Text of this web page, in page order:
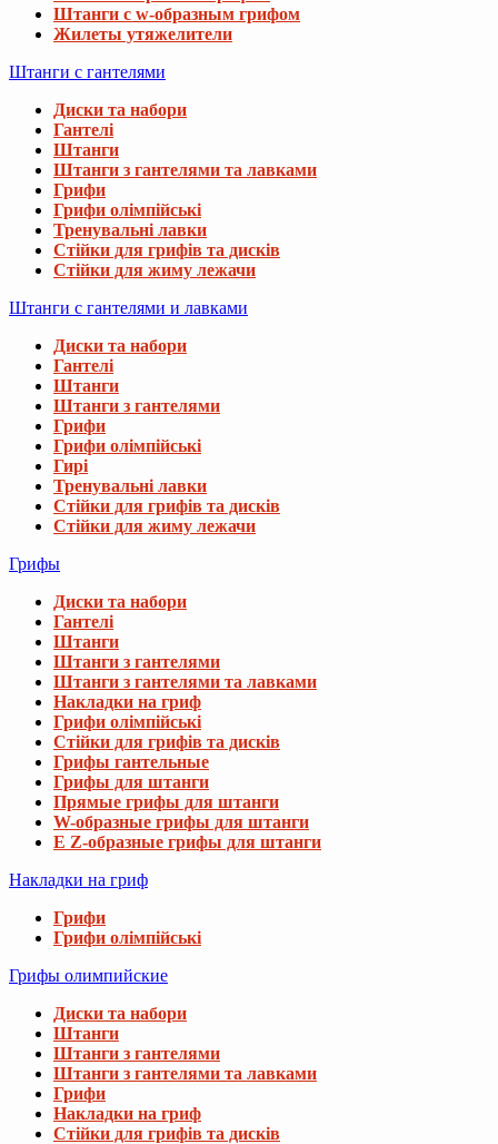
Штанги с w-образным грифом
Жилеты утяжелители
Штанги с гантелями
Диски та набори
Гантелі
Штанги
Штанги з гантелями та лавками
Грифи
Грифи олімпійські
Тренувальні лавки
Стійки для грифів та дисків
Стійки для жиму лежачи
Штанги с гантелями и лавками
Диски та набори
Гантелі
Штанги
Штанги з гантелями
Грифи
Грифи олімпійські
Гирі
Тренувальні лавки
Стійки для грифів та дисків
Стійки для жиму лежачи
Грифы
Диски та набори
Гантелі
Штанги
Штанги з гантелями
Штанги з гантелями та лавками
Накладки на гриф
Грифи олімпійські
Стійки для грифів та дисків
Грифы гантельные
Грифы для штанги
Прямые грифы для штанги
W-образные грифы для штанги
E Z-образные грифы для штанги
Накладки на гриф
Грифи
Грифи олімпійські
Грифы олимпийские
Диски та набори
Штанги
Штанги з гантелями
Штанги з гантелями та лавками
Грифи
Накладки на гриф
Стійки для грифів та дисків